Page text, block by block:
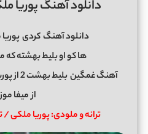
دانلود آهنگ پوریا
دانلود آهنگکردی
ها کو او بلیط بهشته
آهنگ غمگینبلیط بهشت 2 از
ازمیفا
ترانه و ملودی: پوریا ملکی /